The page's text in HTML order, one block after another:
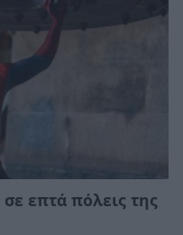
επτά πόλεις της